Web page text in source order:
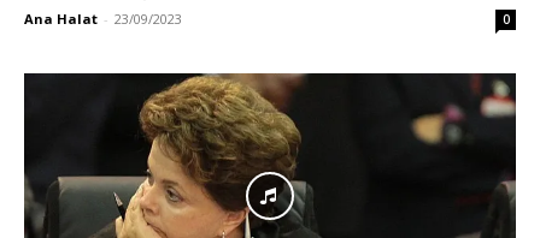
Ana Halat - 23/09/2023 0